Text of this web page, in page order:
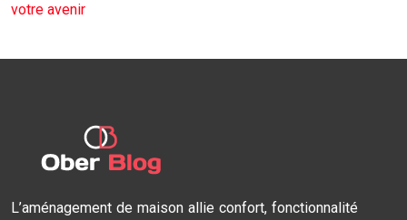
votre avenir
L’aménagement de maison allie confort, fonctionnalité